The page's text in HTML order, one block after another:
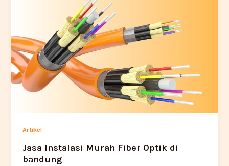
Artikel
Jasa Instalasi Murah Fiber Optik di
bandung